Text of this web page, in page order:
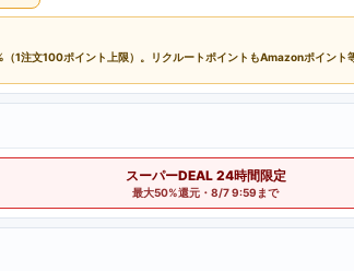
1注文100ポイント上限）。リクルートポイントもAmazonポイント
スーパーDEAL 24時間限定
最大50%還元・8/7 9:59まで